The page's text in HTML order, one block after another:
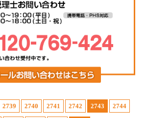
2739 2740 2741 2742 2743 2744